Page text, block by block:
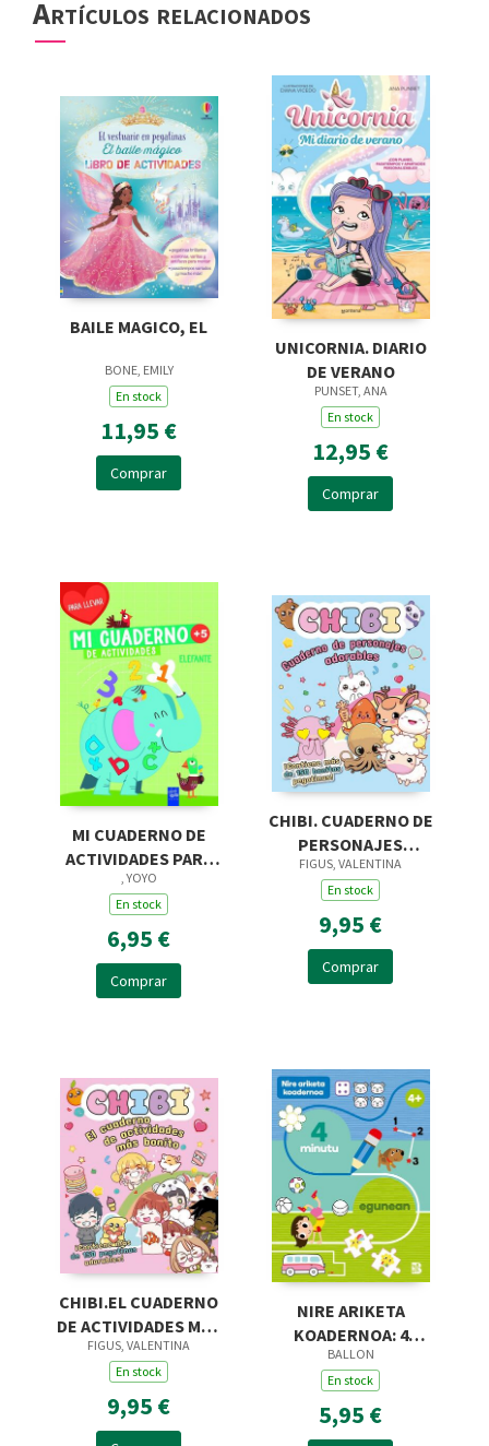
Artículos relacionados
BAILE MAGICO, EL
BONE, EMILY
En stock
11,95 €
Comprar
UNICORNIA. DIARIO
DE VERANO
PUNSET, ANA
En stock
12,95 €
Comprar
MI CUADERNO DE
ACTIVIDADES PARA
LLEVAR. ELEFANTE
, YOYO
En stock
6,95 €
Comprar
CHIBI. CUADERNO DE
PERSONAJES
ADORABLES
FIGUS, VALENTINA
En stock
9,95 €
Comprar
CHIBI.EL CUADERNO
DE ACTIVIDADES MÁS
BONITO
FIGUS, VALENTINA
En stock
9,95 €
NIRE ARIKETA
KOADERNOA: 4
MINUTU EGUNEAN
BALLON
En stock
5,95 €